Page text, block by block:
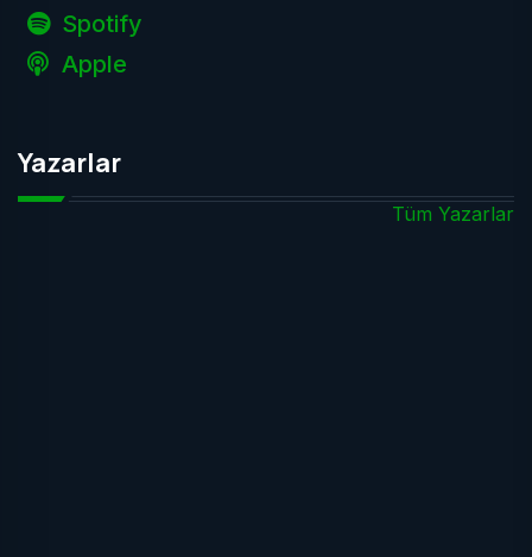
Spotify
Apple
Yazarlar
Tüm Yazarlar